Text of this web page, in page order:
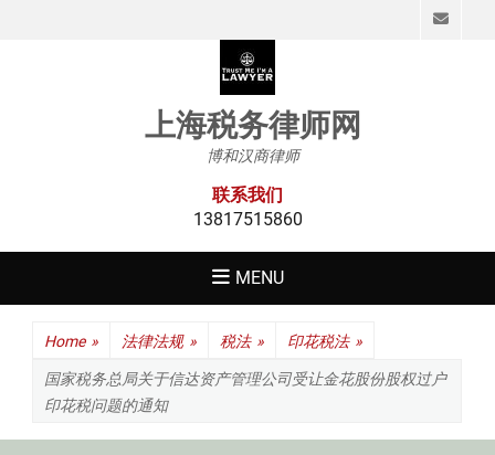
上海税务律师网
博和汉商律师
联系我们
13817515860
MENU
Home » 法律法规 » 税法 » 印花税法 »
国家税务总局关于信达资产管理公司受让金花股份股权过户
印花税问题的通知